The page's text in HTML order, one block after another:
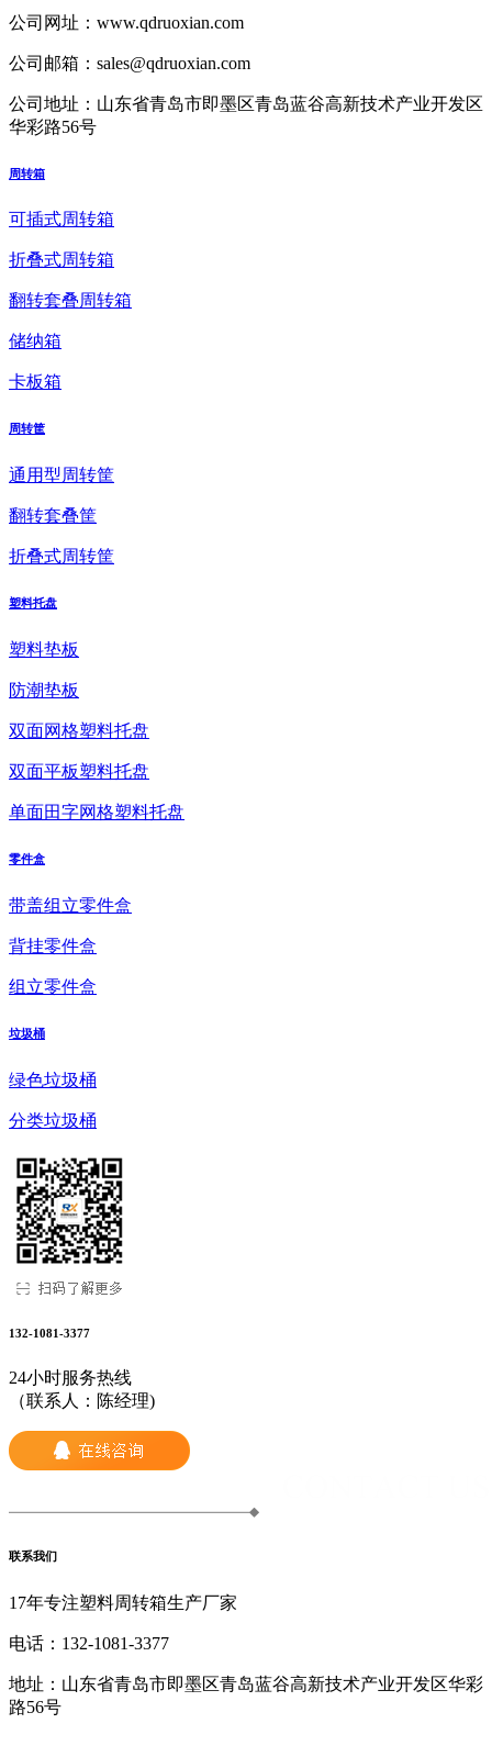
公司网址： www.qdruoxian.com
公司邮箱： sales@qdruoxian.com
公司地址： 山东省青岛市即墨区青岛蓝谷高新技术产业开发区
华彩路56号
周转箱
可插式周转箱
折叠式周转箱
翻转套叠周转箱
储纳箱
卡板箱
周转筐
通用型周转筐
翻转套叠筐
折叠式周转筐
塑料托盘
塑料垫板
防潮垫板
双面网格塑料托盘
双面平板塑料托盘
单面田字网格塑料托盘
零件盒
带盖组立零件盒
背挂零件盒
组立零件盒
垃圾桶
绿色垃圾桶
分类垃圾桶
132-1081-3377
24小时服务热线
（联系人：陈经理)
联系我们
17年专注塑料周转箱生产厂家
电话： 132-1081-3377
地址： 山东省青岛市即墨区青岛蓝谷高新技术产业开发区华彩
路56号